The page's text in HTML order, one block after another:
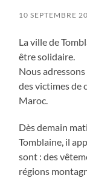
10 SEPTEMBRE
La ville de
être solidaire.
Nous
des victimes de
Maroc.
Dèsdemain
Tomblaine, il
sont : des
régions